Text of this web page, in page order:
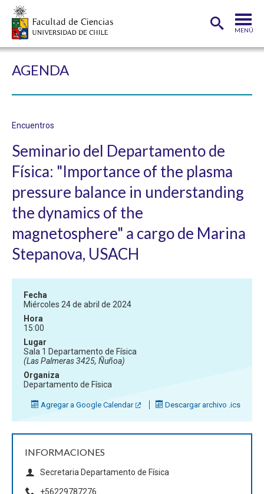
MENÚ
POSTGRADOS
ADMISIÓN
ESTUDIANTES ACADÉMICOS
FUNCIONARIOS
AGENDA
Encuentros
Seminario del Departamento de
Física: "Importance of the plasma
pressure balance in understanding
the dynamics of the
magnetosphere" a cargo de Marina
Stepanova, USACH
INFORMACIONES
Secretaria Departamento de Física
+56229787276
Fecha
Miércoles 24 de abril de 2024
Hora
15:00
Lugar
Sala 1 Departamento de Física
(Las Palmeras 3425, Ñuñoa)
Organiza
Departamento de Física
Agregar a Google Calendar Descargar archivo .ics